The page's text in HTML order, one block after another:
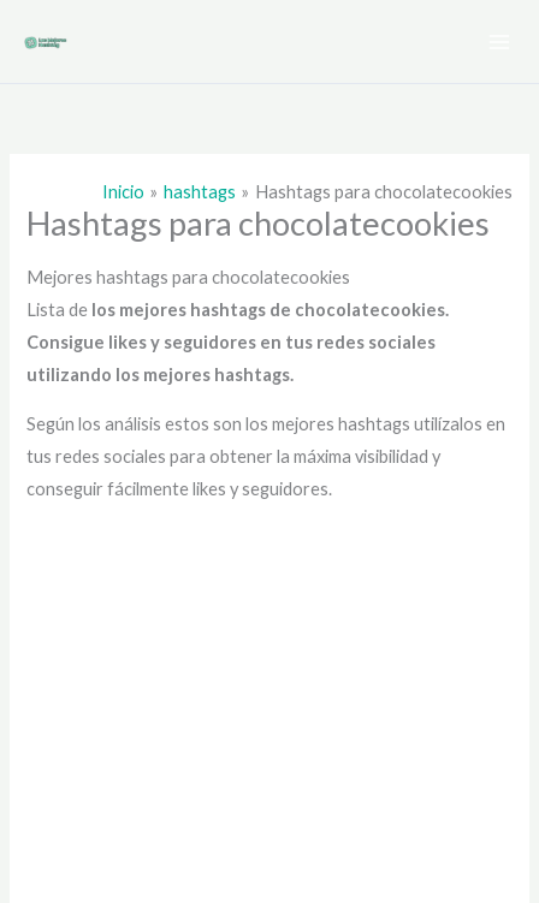
Inicio hashtags Hashtags para chocolatecookies
Hashtags para chocolatecookies
Mejores hashtags para chocolatecookies
Lista de los mejores hashtags de chocolatecookies.
Consigue likes y seguidores en tus redes sociales
utilizando los mejores hashtags.
Según los análisis estos son los mejores hashtags utilízalos en
tus redes sociales para obtener la máxima visibilidad y
conseguir fácilmente likes y seguidores.